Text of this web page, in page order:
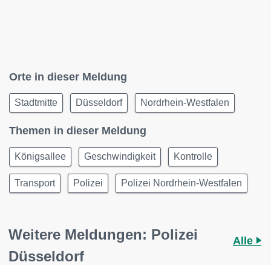
Orte in dieser Meldung
Stadtmitte Düsseldorf Nordrhein-Westfalen
Themen in dieser Meldung
Königsallee Geschwindigkeit Kontrolle
Transport Polizei Polizei Nordrhein-Westfalen
Weitere Meldungen: Polizei
Düsseldorf
Alle